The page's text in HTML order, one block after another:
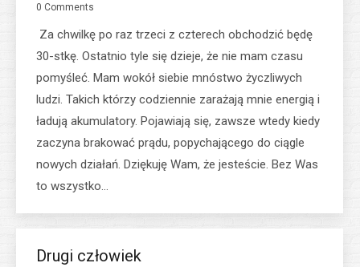
0 Comments
Za chwilkę po raz trzeci z czterech obchodzić będę
30-stkę. Ostatnio tyle się dzieje, że nie mam czasu
pomyśleć. Mam wokół siebie mnóstwo życzliwych
ludzi. Takich którzy codziennie zarażają mnie energią i
ładują akumulatory. Pojawiają się, zawsze wtedy kiedy
zaczyna brakować prądu, popychającego do ciągle
nowych działań. Dziękuję Wam, że jesteście. Bez Was
to wszystko…
Drugi człowiek